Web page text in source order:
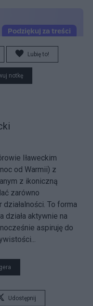
Lubię to!
notkę
Iławeckim
od Warmii) z
z ikoniczną
zarówno
To forma
działa aktywnie na
aspiruję do
Udostępnij